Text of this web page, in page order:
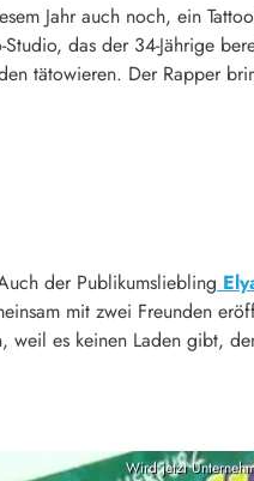
Jahr auch noch, ein
das der 34-Jährige
tätowieren. Der Rapper
der Publikumsliebling
mit zwei Freunden
weil es keinen Laden gibt,
Wird jetzt